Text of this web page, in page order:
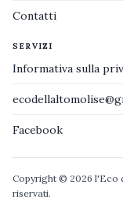
Contatti
SERVIZI
Informativa sulla
Facebook
Copyright © 2026 l'Eco
riservati.